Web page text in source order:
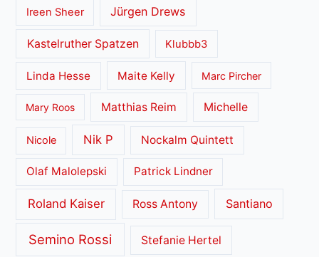
Ireen Sheer Jürgen Drews
Kastelruther Spatzen Klubbb3
Linda Hesse Maite Kelly Marc Pircher
Mary Roos Matthias Reim Michelle
Nicole Nik P Nockalm Quintett
Olaf Malolepski Patrick Lindner
Roland Kaiser Ross Antony Santiano
Semino Rossi Stefanie Hertel